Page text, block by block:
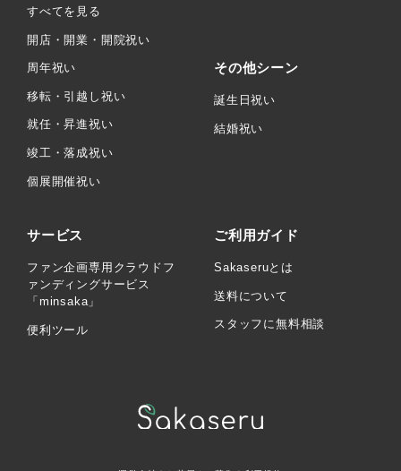
すべてを見る
開店・開業・開院祝い
周年祝い
移転・引越し祝い
就任・昇進祝い
竣工・落成祝い
個展開催祝い
その他シーン
誕生日祝い
結婚祝い
サービス
ファン企画専用クラウドフ
ァンディングサービス
「minsaka」
便利ツール
ご利用ガイド
Sakaseruとは
送料について
スタッフに無料相談